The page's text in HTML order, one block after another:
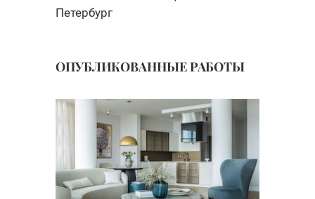
Петербург
ОПУБЛИКОВАННЫЕ РАБОТЫ